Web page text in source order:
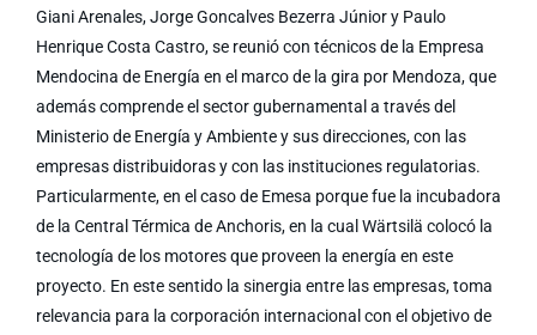
Giani Arenales, Jorge Goncalves Bezerra Júnior y Paulo
Henrique Costa Castro, se reunió con técnicos de la Empresa
Mendocina de Energía en el marco de la gira por Mendoza, que
además comprende el sector gubernamental a través del
Ministerio de Energía y Ambiente y sus direcciones, con las
empresas distribuidoras y con las instituciones regulatorias.
Particularmente, en el caso de Emesa porque fue la incubadora
de la Central Térmica de Anchoris, en la cual Wärtsilä colocó la
tecnología de los motores que proveen la energía en este
proyecto. En este sentido la sinergia entre las empresas, toma
relevancia para la corporación internacional con el objetivo de